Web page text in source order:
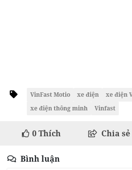
VinFast Motio xe điện
xe điện
xe điện thông minh
Vinfast
0Thích Chia sẻ
Bình luận